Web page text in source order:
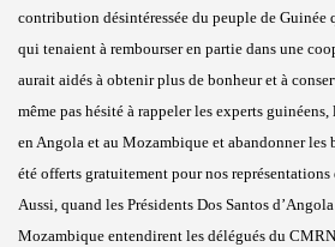
contribution désintéressée du peuple de Guinée
qui tenaient à rembourser en partie dans une
aurait aidés à obtenir plus de bonheur et à
même pas hésité à rappeler les experts guinéens,
en Angola et au Mozambique et abandonner les
été offerts gratuitement pour nos
Aussi, quand les Présidents Dos Santos
Mozambique entendirent les délégués du